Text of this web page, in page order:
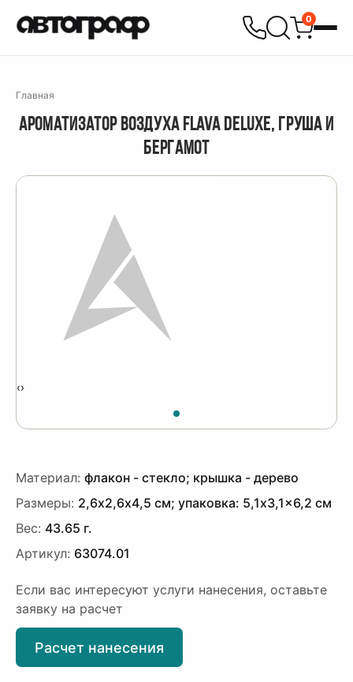
0
Главная
АРОМАТИЗАТОР ВОЗДУХА FLAVA DELUXE, ГРУША И
БЕРГАМОТ
‹›
Материал: флакон - стекло; крышка - дерево
Размеры: 2,6х2,6х4,5 см; упаковка: 5,1x3,1x6,2 см
Вес: 43.65 г.
Артикул: 63074.01
Если вас интересуют услуги нанесения, оставьте
заявку на расчет
Расчет нанесения